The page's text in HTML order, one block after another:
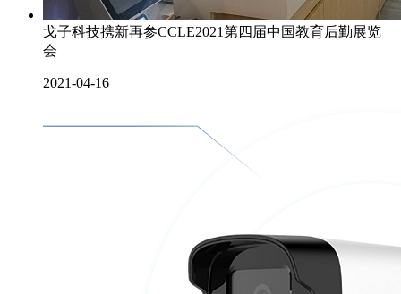
戈子科技携新再参CCLE2021第四届中国教育后勤展览
会
2021-04-16